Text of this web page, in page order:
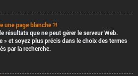
une page blanche ?!
résultats que ne peut gérer le serveur Web.
» et soyez plus précis dans le choix des termes
par la recherche.